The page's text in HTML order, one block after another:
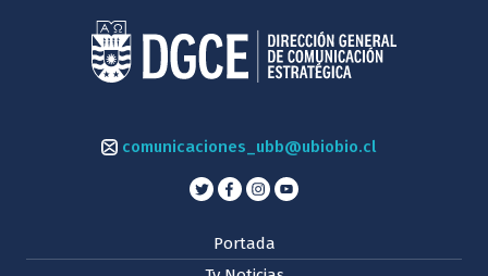
comunicaciones_ubb@ubiobio.cl
Portada